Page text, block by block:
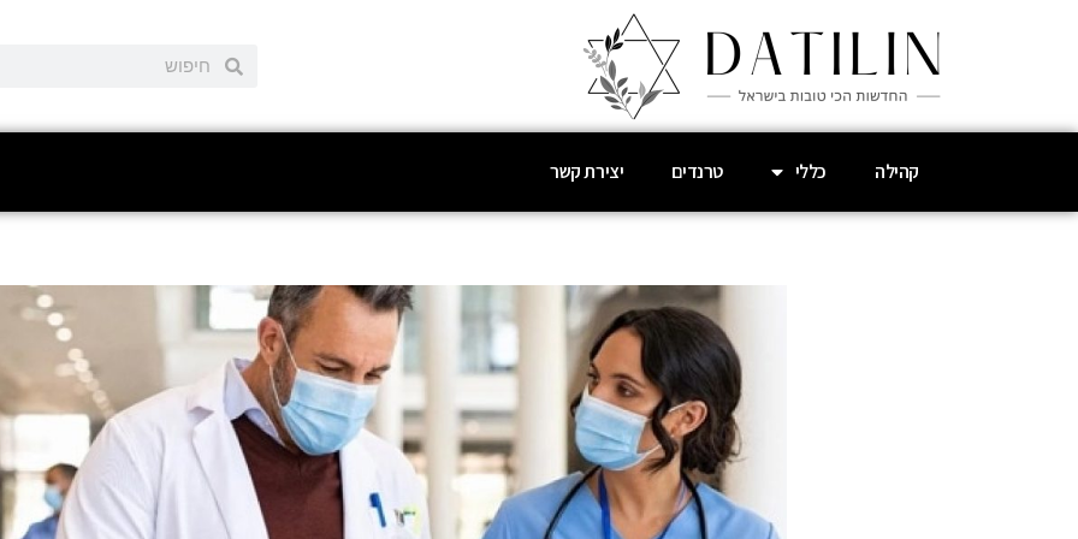
קהילה כללי טרנדים יצירת קשר